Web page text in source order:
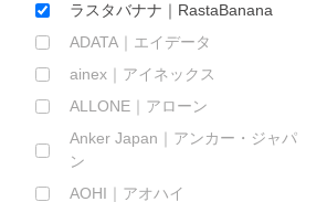
ADATA｜エイデータ
ainex｜アイネックス
ALLONE｜アローン
Anker Japan｜アンカー・ジャパ
ン
AOHI｜アオハイ
ラスタバナナ｜RastaBanana